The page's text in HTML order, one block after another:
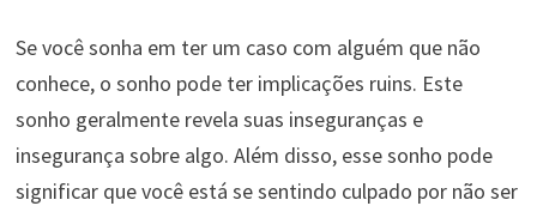
Se você sonha em ter um caso com alguém que não
conhece, o sonho pode ter implicações ruins. Este
sonho geralmente revela suas inseguranças e
insegurança sobre algo. Além disso, esse sonho pode
significar que você está se sentindo culpado por não ser